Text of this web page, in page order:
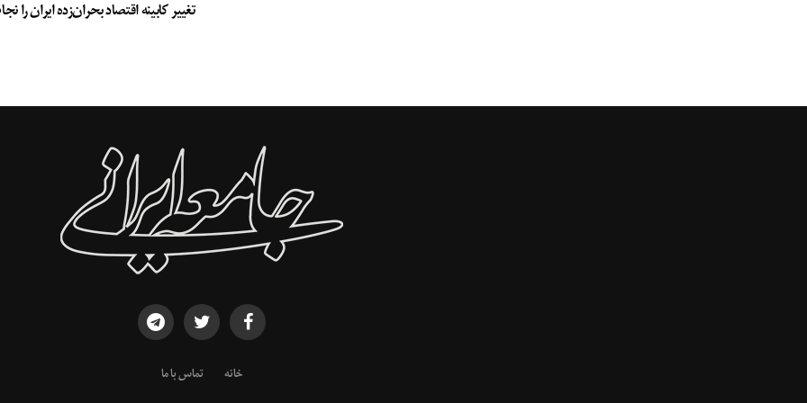
تغییر کابینه اقتصاد بحران‌زده ایران را
خانه تماس با ما